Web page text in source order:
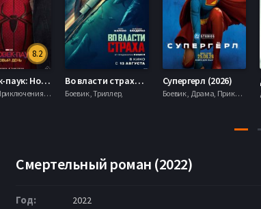
8.2
Человек-паук: Новый день (2026)
Боевик , Приключения, Фантастика, Фэнтези,
Во власти страха (2026)
Боевик , Триллер,
Супергерл (2026)
Боевик , Драма, Приключения, Фантастика,
Смертельный роман (2022)
Год: 2022